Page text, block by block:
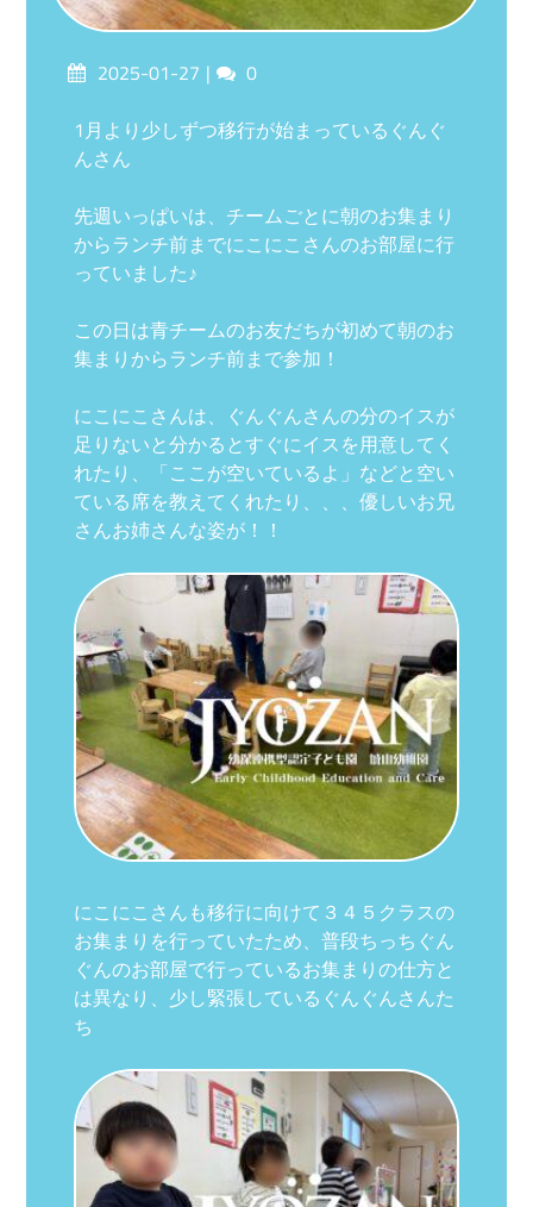
Posted2025-01-27 Comments
0
1月より少しずつ移行が始まっているぐんぐ
んさん
先週いっぱいは、チームごとに朝のお集まり
からランチ前までにこにこさんのお部屋に行
っていました♪
この日は青チームのお友だちが初めて朝のお
集まりからランチ前まで参加！
にこにこさんは、ぐんぐんさんの分のイスが
足りないと分かるとすぐにイスを用意してく
れたり、「ここが空いているよ」などと空い
ている席を教えてくれたり、、、優しいお兄
さんお姉さんな姿が！！
にこにこさんも移行に向けて３４５クラスの
お集まりを行っていたため、普段ちっちぐん
ぐんのお部屋で行っているお集まりの仕方と
は異なり、少し緊張しているぐんぐんさんた
ち